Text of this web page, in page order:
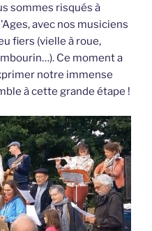
sommes risqués à
avec nos musiciens
fiers (vielle à roue,
Ce moment a
notre immense
à cette grande étape !